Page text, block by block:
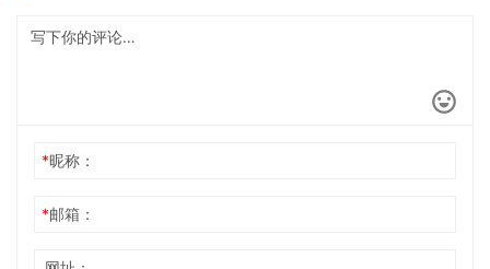
*昵称：
*邮箱：